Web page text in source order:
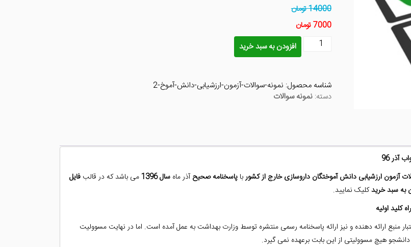
14000 تومان
7000 تومان
نمونه
دانش
آموختگان
کشور
آذر
افزودن به سبد خرید
شناسه محصول: نمونه-سوالات-آزمون-ارزشیابی-دانش-آموخ-2
دسته:نمونه سوالات
آذر 96
آزمون ارزشیابی دانش آموختگان داروسازی خارج از کشوربا پاسخنامه صحیحآذر ماه سال 1396 می باشد که در قالب فایل
به سبد خریدکلیک نمایید.
منبع ارائه دهنده و نیز ارائه پاسخنامه رسمی منتشره توسط وزارت بهداشت به عمل آمده است. اما در نهایت مسوولیت
هیچ مسوولیتی از این بابت برعهده نمی گیرد.